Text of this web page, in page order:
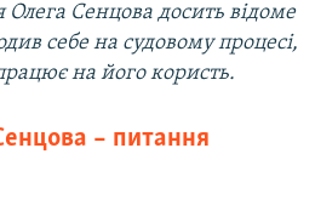
Олега Сенцова досить відоме
себе на судовому процесі,
на його користь.
– питання